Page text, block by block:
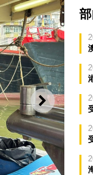
下一则